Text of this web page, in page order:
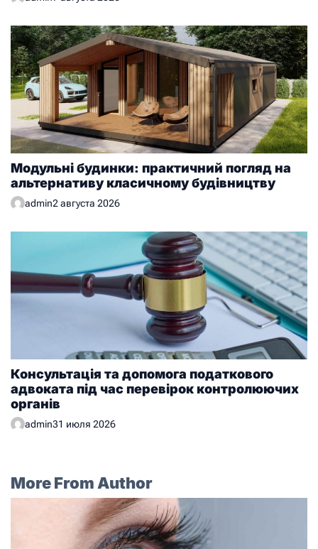
Модульні будинки: практичний погляд на
альтернативу класичному будівництву
admin2 августа 2026
Консультація та допомога податкового
адвоката під час перевірок контролюючих
органів
admin31 июля 2026
More From Author